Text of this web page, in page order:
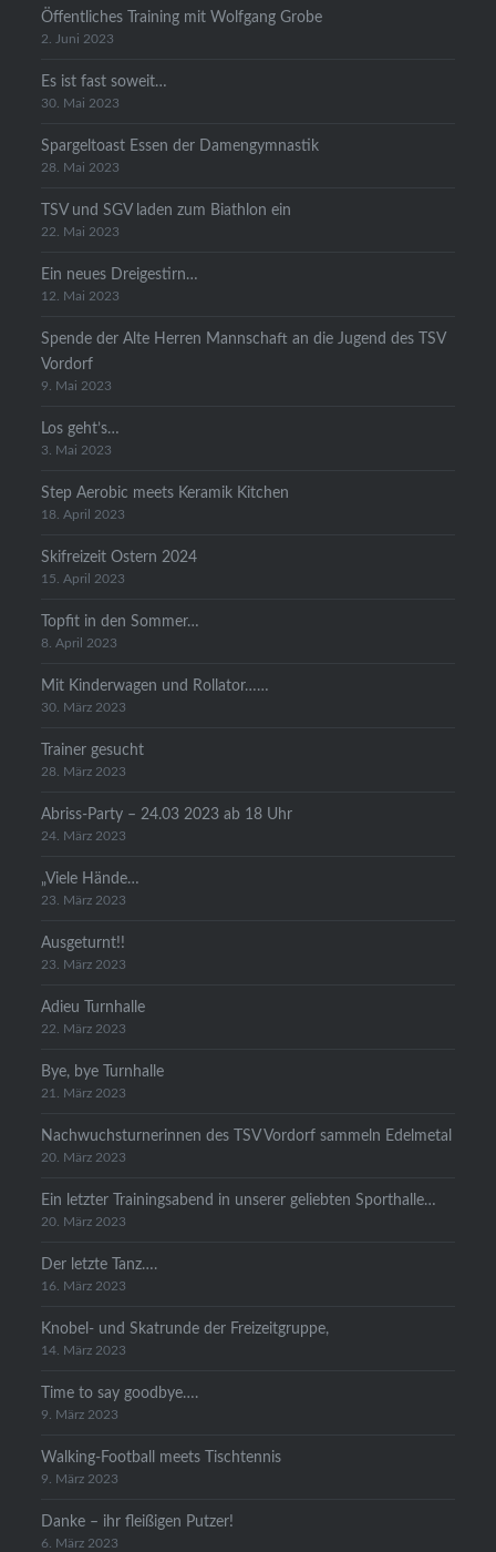
Öffentliches Training mit Wolfgang Grobe
2. Juni 2023
Es ist fast soweit…
30. Mai 2023
Spargeltoast Essen der Damengymnastik
28. Mai 2023
TSV und SGV laden zum Biathlon ein
22. Mai 2023
Ein neues Dreigestirn…
12. Mai 2023
Spende der Alte Herren Mannschaft an die Jugend des TSV
Vordorf
9. Mai 2023
Los geht’s…
3. Mai 2023
Step Aerobic meets Keramik Kitchen
18. April 2023
Skifreizeit Ostern 2024
15. April 2023
Topfit in den Sommer…
8. April 2023
Mit Kinderwagen und Rollator……
30. März 2023
Trainer gesucht
28. März 2023
Abriss-Party – 24.03 2023 ab 18 Uhr
24. März 2023
„Viele Hände…
23. März 2023
Ausgeturnt!!
23. März 2023
Adieu Turnhalle
22. März 2023
Bye, bye Turnhalle
21. März 2023
Nachwuchsturnerinnen des TSV Vordorf sammeln Edelmetal
20. März 2023
Ein letzter Trainingsabend in unserer geliebten Sporthalle…
20. März 2023
Der letzte Tanz….
16. März 2023
Knobel- und Skatrunde der Freizeitgruppe,
14. März 2023
Time to say goodbye….
9. März 2023
Walking-Football meets Tischtennis
9. März 2023
Danke – ihr fleißigen Putzer!
6. März 2023